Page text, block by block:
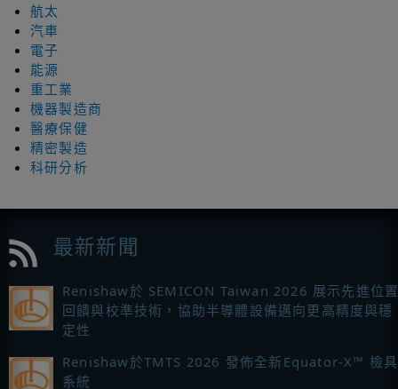
航太
汽車
電子
能源
重工業
機器製造商
醫療保健
精密製造
科研分析
最新新聞
Renishaw於 SEMICON Taiwan 2026 展示先進位
回饋與校準技術，協助半導體設備邁向更高精度與穩
定性
Renishaw於TMTS 2026 發佈全新Equator-X™ 檢具
系統